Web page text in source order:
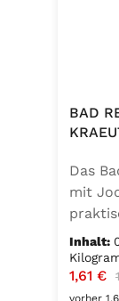
BAD
Das
mit
Inhalt:
1,61 €
vorher